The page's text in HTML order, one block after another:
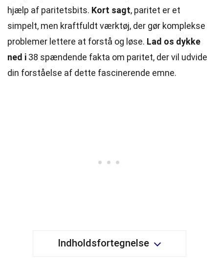
hjælp af paritetsbits. Kort sagt, paritet er et
simpelt, men kraftfuldt værktøj, der gør komplekse
problemer lettere at forstå og løse. Lad os dykke
ned i 38 spændende fakta om paritet, der vil udvide
din forståelse af dette fascinerende emne.
Indholdsfortegnelse